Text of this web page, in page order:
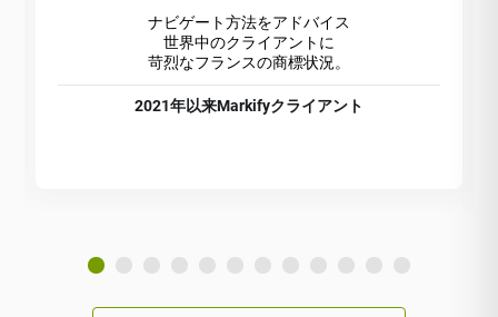
ナビゲート方法をアドバイス
世界中のクライアントに
苛烈なフランスの商標状況。
2021年以来Markifyクライアント